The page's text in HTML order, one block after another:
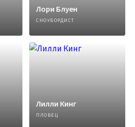
Лори Блуен
СНОУБОРДИСТ
Лилли Кинг
ПЛОВЕЦ